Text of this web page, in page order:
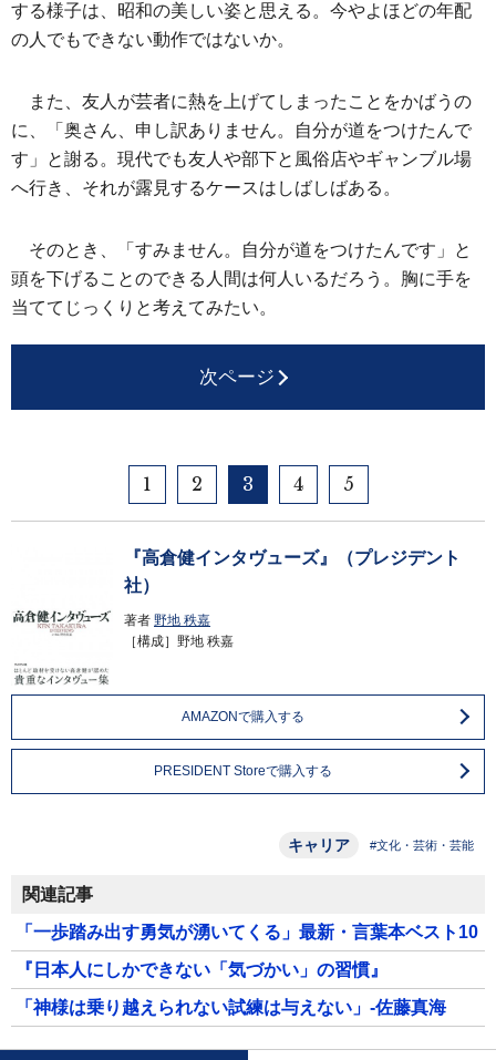
する様子は、昭和の美しい姿と思える。今やよほどの年配
の人でもできない動作ではないか。
また、友人が芸者に熱を上げてしまったことをかばうの
に、「奥さん、申し訳ありません。自分が道をつけたんで
す」と謝る。現代でも友人や部下と風俗店やギャンブル場
へ行き、それが露見するケースはしばしばある。
そのとき、「すみません。自分が道をつけたんです」と
頭を下げることのできる人間は何人いるだろう。胸に手を
当ててじっくりと考えてみたい。
次ページ
1 2 3 4 5
『高倉健インタヴューズ』（プレジデント
社）
著者 野地 秩嘉
［構成］野地 秩嘉
AMAZONで購入する
PRESIDENT Storeで購入する
キャリア #文化・芸術・芸能
関連記事
「一歩踏み出す勇気が湧いてくる」最新・言葉本ベスト10
『日本人にしかできない「気づかい」の習慣』
「神様は乗り越えられない試練は与えない」-佐藤真海